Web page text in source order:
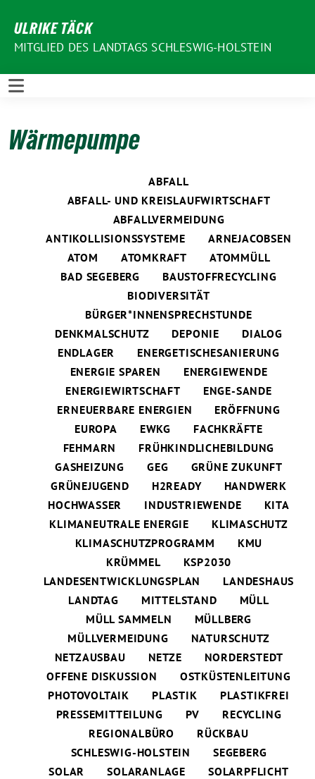
zum
Inhalt
ULRIKE TÄCK
MITGLIED DES LANDTAGS SCHLESWIG-HOLSTEIN
Wärmepumpe
ABFALL
ABFALL- UND KREISLAUFWIRTSCHAFT
ABFALLVERMEIDUNG
ANTIKOLLISIONSSYSTEME
ARNEJACOBSEN
ATOM
ATOMKRAFT
ATOMMÜLL
BAD SEGEBERG
BAUSTOFFRECYCLING
BIODIVERSITÄT
BÜRGER*INNENSPRECHSTUNDE
DENKMALSCHUTZ
DEPONIE
DIALOG
ENDLAGER
ENERGETISCHESANIERUNG
ENERGIE SPAREN
ENERGIEWENDE
ENERGIEWIRTSCHAFT
ENGE-SANDE
ERNEUERBARE ENERGIEN
ERÖFFNUNG
EUROPA
EWKG
FACHKRÄFTE
FEHMARN
FRÜHKINDLICHEBILDUNG
GASHEIZUNG
GEG
GRÜNE ZUKUNFT
GRÜNEJUGEND
H2READY
HANDWERK
HOCHWASSER
INDUSTRIEWENDE
KITA
KLIMANEUTRALE ENERGIE
KLIMASCHUTZ
KLIMASCHUTZPROGRAMM
KMU
KRÜMMEL
KSP2030
LANDESENTWICKLUNGSPLAN
LANDESHAUS
LANDTAG
MITTELSTAND
MÜLL
MÜLL SAMMELN
MÜLLBERG
MÜLLVERMEIDUNG
NATURSCHUTZ
NETZAUSBAU
NETZE
NORDERSTEDT
OFFENE DISKUSSION
OSTKÜSTENLEITUNG
PHOTOVOLTAIK
PLASTIK
PLASTIKFREI
PRESSEMITTEILUNG
PV
RECYCLING
REGIONALBÜRO
RÜCKBAU
SCHLESWIG-HOLSTEIN
SEGEBERG
SOLAR
SOLARANLAGE
SOLARPFLICHT